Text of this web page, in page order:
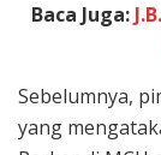
Baca Juga:
Sebelumnya,
yang